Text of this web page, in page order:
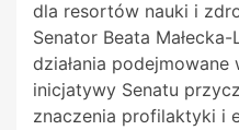
dla resortów nauki i
Senator Beata
działania podejmowane
inicjatywy Senatu
znaczenia profilaktyki i